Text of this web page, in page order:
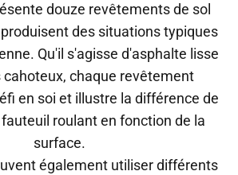
douze revêtements de sol
des situations typiques
Qu'il s'agisse d'asphalte lisse
cahoteux, chaque revêtement
en soi et illustre la différence de
roulant en fonction de la
surface.
également utiliser différents